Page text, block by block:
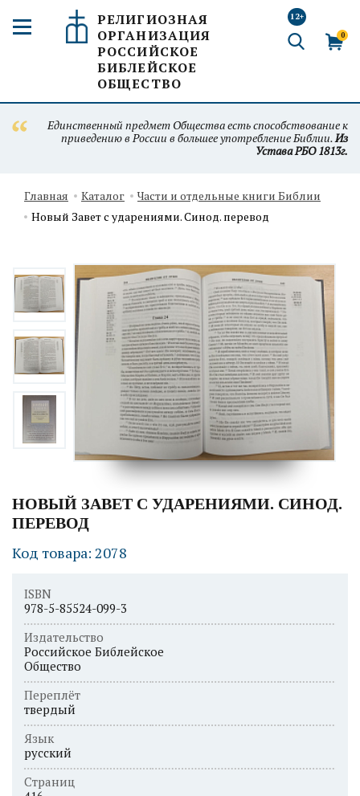
РЕЛИГИОЗНАЯ
ОРГАНИЗАЦИЯ
РОССИЙСКОЕ
БИБЛЕЙСКОЕ
ОБЩЕСТВО
12+
0
Единственный предмет Общества есть способствование к
приведению в России в большее употребление Библии.Из
Устава РБО 1813г.
Главная Каталог
Части и отдельные книги Библии
Новый Завет с ударениями. Синод. перевод
НОВЫЙ ЗАВЕТ С УДАРЕНИЯМИ. СИНОД.
ПЕРЕВОД
Код товара: 2078
ISBN
978-5-85524-099-3
Издательство
Российское Библейское
Общество
Переплёт
твердый
Язык
русский
Страниц